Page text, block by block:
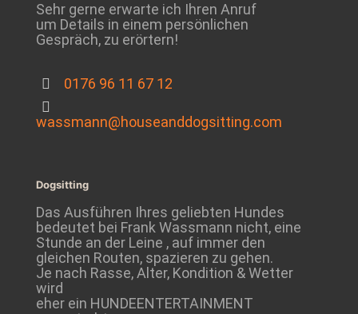
Sehr gerne erwarte ich Ihren Anruf
um Details in einem persönlichen
Gespräch, zu erörtern!
0176 96 11 67 12
wassmann@houseanddogsitting.com
Dogsitting
Das Ausführen Ihres geliebten Hundes
bedeutet bei Frank Wassmann nicht, eine
Stunde an der Leine , auf immer den
gleichen Routen, spazieren zu gehen.
Je nach Rasse, Alter, Kondition & Wetter
wird
eher ein HUNDEENTERTAINMENT